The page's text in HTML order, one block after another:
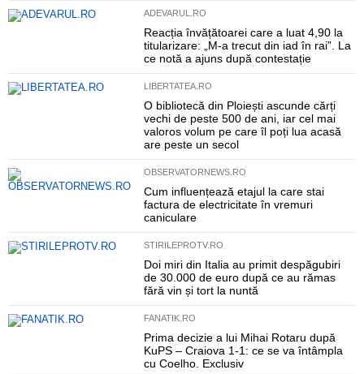
ADEVARUL.RO
Reacția învățătoarei care a luat 4,90 la
titularizare: „M-a trecut din iad în rai”. La
ce notă a ajuns după contestație
LIBERTATEA.RO
O bibliotecă din Ploiești ascunde cărți
vechi de peste 500 de ani, iar cel mai
valoros volum pe care îl poți lua acasă
are peste un secol
OBSERVATORNEWS.RO
Cum influențează etajul la care stai
factura de electricitate în vremuri
caniculare
STIRILEPROTV.RO
Doi miri din Italia au primit despăgubiri
de 30.000 de euro după ce au rămas
fără vin și tort la nuntă
FANATIK.RO
Prima decizie a lui Mihai Rotaru după
KuPS – Craiova 1-1: ce se va întâmpla
cu Coelho. Exclusiv